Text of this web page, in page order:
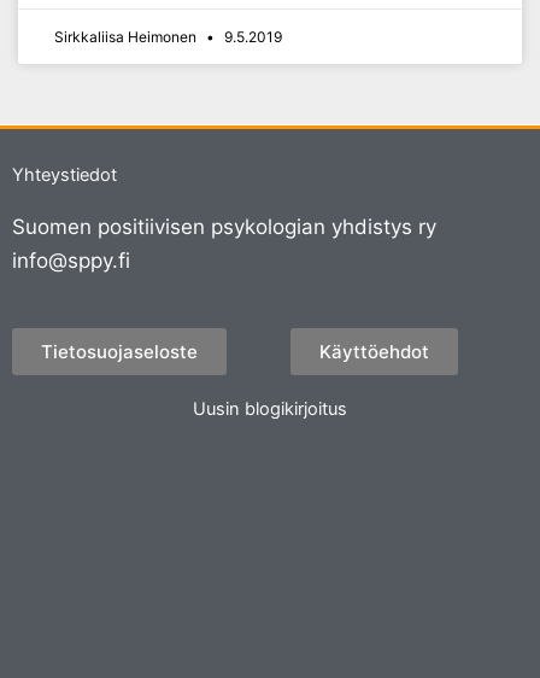
Sirkkaliisa Heimonen 9.5.2019
Yhteystiedot
Suomen positiivisen psykologian yhdistys ry
info@sppy.fi
Tietosuojaseloste Käyttöehdot
Uusin blogikirjoitus